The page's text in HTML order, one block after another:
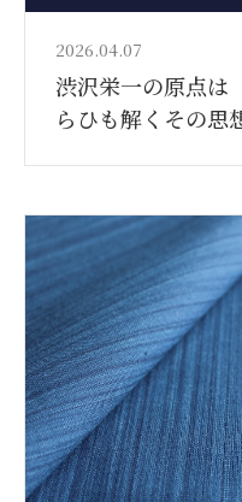
2026.04.07
渋沢栄一の原点
らひも解くその思